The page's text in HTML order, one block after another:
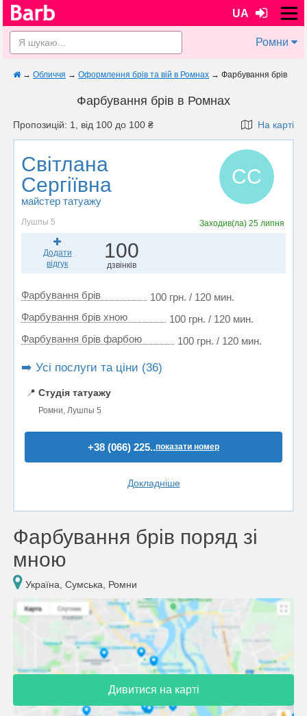
UA
Ромни
→ Обличчя → Оформлення брів та вій в Ромнах → Фарбування брів
Фарбування брів в Ромнах
Пропозицій: 1, від 100 до 100 ₴ На карті
Світлана
Сергіївна
майстер татуажу
СС
Лушпы 5 Заходив(ла) 25 липня
Додати
відгук
100
дзвінків
Фарбування брів
100 грн. / 120 мин.
Фарбування брів хною
100 грн. / 120 мин.
Фарбування брів фарбою
100 грн. / 120 мин.
➡️ Усі послуги та ціни (36)
📍 Студія татуажу
Ромни, Лушпы 5
+38 (066) 225..показати номер
Докладніше
Фарбування брів поряд зі
мною
Україна, Сумська, Ромни
Дивитися на карті